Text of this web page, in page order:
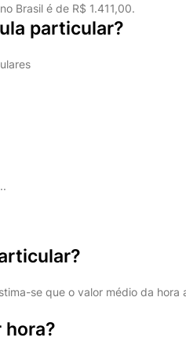
Brasil é de R$ 1.411,00.
particular?
se que o valor médio da hora
hora?